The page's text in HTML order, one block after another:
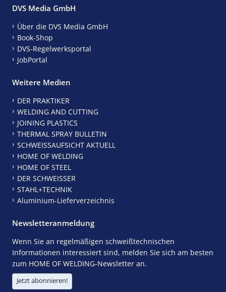
DVS Media GmbH
Über die DVS Media GmbH
Book-Shop
DVS-Regelwerksportal
JobPortal
Weitere Medien
DER PRAKTIKER
WELDING AND CUTTING
JOINING PLASTICS
THERMAL SPRAY BULLETIN
SCHWEISSAUFSICHT AKTUELL
HOME OF WELDING
HOME OF STEEL
DER SCHWEISSER
STAHL+TECHNIK
Aluminium-Lieferverzeichnis
Newsletteranmeldung
Wenn Sie an regelmäßigen schweißtechnischen
Informationen interessiert sind, melden Sie sich am besten
zum HOME OF WELDING-Newsletter an.
Jetzt abonnieren!